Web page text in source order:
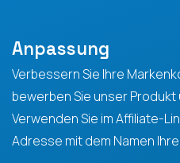
Anpassung
Verbessern Sie Ihre
bewerben Sie unser Produkt
Verwenden Sie im Affiliate-
Adresse mit dem Namen